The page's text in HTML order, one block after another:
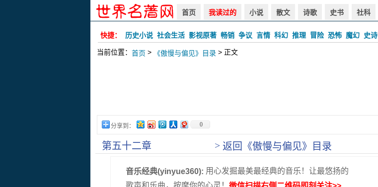
首页 我读过的 小说 散文 诗歌 史书 社科
快捷： 历史小说 社会生活 影视原著 畅销 争议 言情 科幻 推理 冒险 恐怖 魔幻 史诗
当前位置： 首页 > 《傲慢与偏见》目录 > 正文
分享到： 0
第五十二章 > 返回《傲慢与偏见》目录
音乐经典(yinyue360): 用心发掘最美最经典的音乐！让最悠扬的
歌声和乐曲，按摩你的心灵！